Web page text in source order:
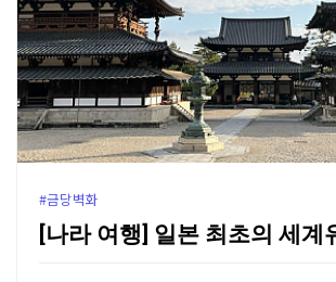
#금당벽화